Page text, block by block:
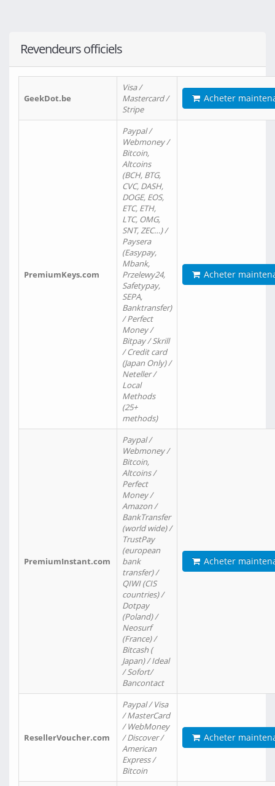
Revendeurs officiels
GeekDot.be
Visa /
Mastercard /
Stripe
Acheter
PremiumKeys.com
Paypal /
Webmoney /
Bitcoin,
Altcoins
(BCH, BTG,
CVC, DASH,
DOGE, EOS,
ETC, ETH,
LTC, OMG,
SNT, ZEC…) /
Paysera
(Easypay,
Mbank,
Przelewy24,
Safetypay,
SEPA,
Banktransfer)
/ Perfect
Money /
Bitpay / Skrill
/ Credit card
(Japan Only) /
Neteller /
Local
Methods
(25+
methods)
Acheter
PremiumInstant.com
Paypal /
Webmoney /
Bitcoin,
Altcoins /
Perfect
Money /
Amazon /
BankTransfer
(world wide) /
TrustPay
(european
bank
transfer) /
QIWI (CIS
countries) /
Dotpay
(Poland) /
Neosurf
(France) /
Bitcash (
Japan) / Ideal
/ Sofort/
Bancontact
Acheter
ResellerVoucher.com
Paypal / Visa
/ MasterCard
/ WebMoney
/ Discover /
American
Express /
Bitcoin
Acheter